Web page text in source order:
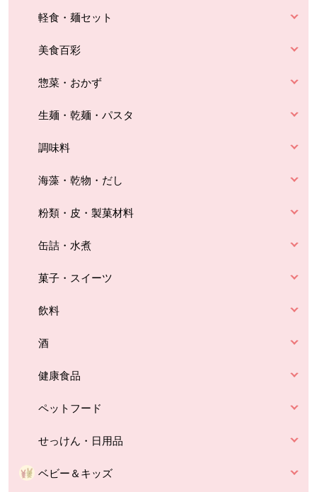
軽食・麺セット
美食百彩
惣菜・おかず
生麺・乾麺・パスタ
調味料
海藻・乾物・だし
粉類・皮・製菓材料
缶詰・水煮
菓子・スイーツ
飲料
酒
健康食品
ペットフード
せっけん・日用品
ベビー＆キッズ